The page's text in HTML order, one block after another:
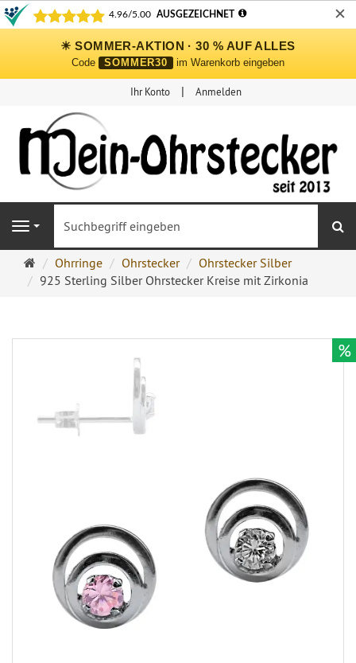
✕
☀ SOMMER-AKTION · 30 % AUF ALLES
Code SOMMER30 im Warenkorb eingeben
Ihr Konto Anmelden
Navigation
Ohrringe
Ohrstecker
Ohrringe Ohrstecker
Ohrstecker Silber
925 Sterling Silber Ohrstecker Kreise mit Zirkonia
%